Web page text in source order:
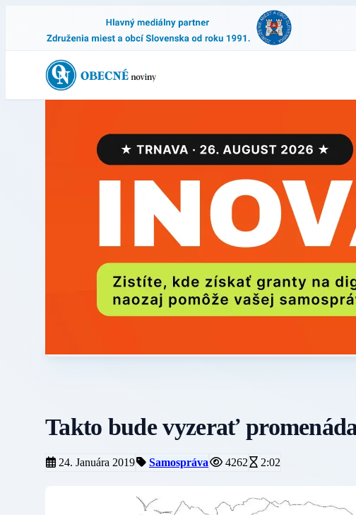
Takto bude vyzerať
24. Januára 2019 Samospráva 4262 2:02